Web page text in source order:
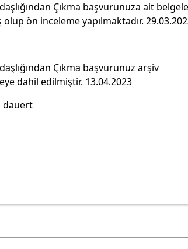
Çıkma başvurunuza ait
ön inceleme yapılmaktadır.
Çıkma başvurunuz arşiv
dahil edilmiştir. 13.04.2023
dauert